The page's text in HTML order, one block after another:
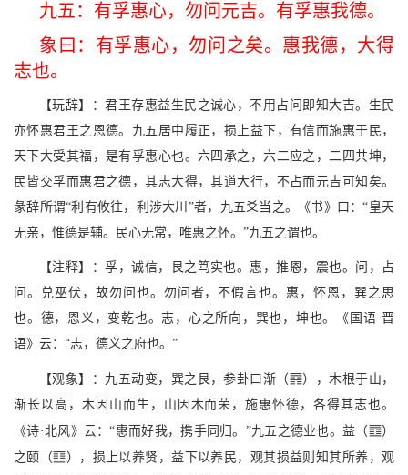
九五：有孚惠心，勿问元吉。有孚惠我德。
象曰：有孚惠心，勿问之矣。惠我德，大得
志也。
【玩辞】：君王存惠益生民之诚心，不用占问即知大吉。生民
亦怀惠君王之恩德。九五居中履正，损上益下，有信而施惠于民，
天下大受其福，是有孚惠心也。六四承之，六二应之，二四共坤，
民皆交孚而惠君之德，其志大得，其道大行，不占而元吉可知矣。
彖辞所谓“利有攸往，利涉大川”者，九五爻当之。《书》曰：“皇天
无亲，惟德是辅。民心无常，唯惠之怀。”九五之谓也。
【注释】：孚，诚信，艮之笃实也。惠，推恩，震也。问，占
问。兑巫伏，故勿问也。勿问者，不假言也。惠，怀恩，巽之思
也。德，恩义，变乾也。志，心之所向，巽也，坤也。《国语·晋
语》云：“志，德义之府也。”
【观象】：九五动变，巽之艮，参卦曰渐（U），木根于山，
渐长以高，木因山而生，山因木而荣，施惠怀德，各得其志也。
《诗·北风》云：“惠而好我，携手同归。”九五之德业也。益（S）
之颐（m），损上以养贤，益下以养民，观其损益则知其所养，观